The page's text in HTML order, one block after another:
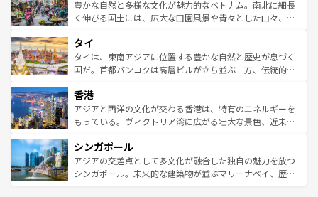
が味わえる。 なお、新着の台湾情報は コンテンツ一覧を参
照してほしい。
できる。そして、キムチや焼肉、絶品のストリートフード
まで、さまざまな韓国料理が待っている。夜には、韓国な
リティに包まれながら、韓国の多彩な魅力を心ゆくまで味
わってみてほしい。 なお、新着の韓国情報はコンテンツ一
覧を参照してほしい。
豊かな自然と多様な文化が魅力的なベトナム。南北に細長
く伸びる国土には、広大な田園風景や青々とした山々、世
急速な発展と共に伝統が息づく。ハノイの古い町並みやホ
ーチミン市のフランス統治時代の建物も、独特の雰囲気を
醸し出している。また、バラエティの豊かさとおいしさで
とつ。フォーやバインミー、ベトナムコーヒーなどは、ぜ
ひ現地で味わいたい。どの地域を訪れてもあたたかい人々
が旅行者を迎えてくれるので、きっと忘れられない旅にな
参照してほしい。
タイ
タイは、東南アジアに位置する豊かな自然と歴史が息づく
国だ。首都バンコクは高層ビルが立ち並ぶ一方、伝統的な
の活気が交差している。北部ではチェンマイなどの山岳地
帯で自然と触れ合い、南部ではプーケットやクラビの美し
いビーチでリゾート気分を楽しむことができる。タイ料理
激する。気候は一年中温暖で、どの季節にも異なる楽しみ
が待っている。親しみやすいタイの人々、仏教を中心とし
た文化、そして多様な観光資源が、訪れる旅人を魅了し続
香港
アジアと西洋の文化が交わる香港は、特有のエネルギーを
もっている。ヴィクトリア湾に広がる壮大な景色、近未来
み、どこを訪れても感動するはず。観光スポットが密集し
ており、効率よく見どころを回れるのも魅力。息をのむよ
うな絶景から文化的な体験まで、香港を存分に楽しみ尽く
シンガポール
アジアの交差点として多文化が融合した独自の魅力を放つ
シンガポール。未来的な建築物が並ぶマリーナベイ、歴史